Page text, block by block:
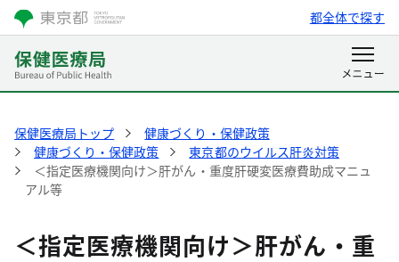
都全体で探す
保健医療局トップ
健康づくり・保健政策
健康づくり・保健政策
東京都のウイルス肝炎対策
＜指定医療機関向け＞肝がん・重度肝硬変医療費助成マニュ
アル等
＜指定医療機関向け＞肝がん・重